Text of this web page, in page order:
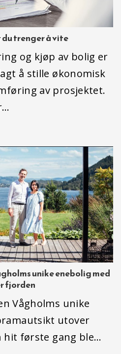
trenger å vite
og kjøp av bolig er
å stille økonomisk
av prosjektet.
unike enebolig med
fjorden
Vågholms unike
utover
hit første gang ble…